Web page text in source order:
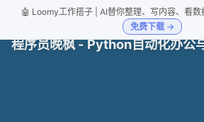
🤖 Loomy工作搭子 | AI替你整理、写内容、看
免费下载 →
程序员晚枫 - Python自动化办公